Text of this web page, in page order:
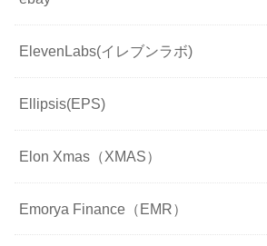
ElevenLabs(イレブンラボ)
Ellipsis(EPS)
Elon Xmas（XMAS）
Emorya Finance（EMR）